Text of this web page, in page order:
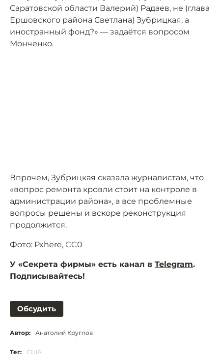
Саратовской области Валерий) Радаев, не (глава
Ершовского района Светлана) Зубрицкая, а
иностранный фонд?» — задаётся вопросом
Монченко.
Впрочем, Зубрицкая сказала журналистам, что
«вопрос ремонта кровли стоит на контроле в
администрации района», а все проблемные
вопросы решены и вскоре реконструкция
продолжится.
Фото: Pxhere, CC0
У «Секрета фирмы» есть канал в Telegram.
Подписывайтесь!
Обсудить
Автор: Анатолий Круглов
Тег: США